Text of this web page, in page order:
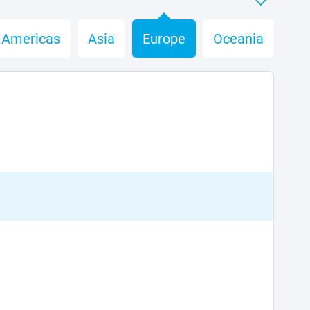
Americas Asia Europe Oceania